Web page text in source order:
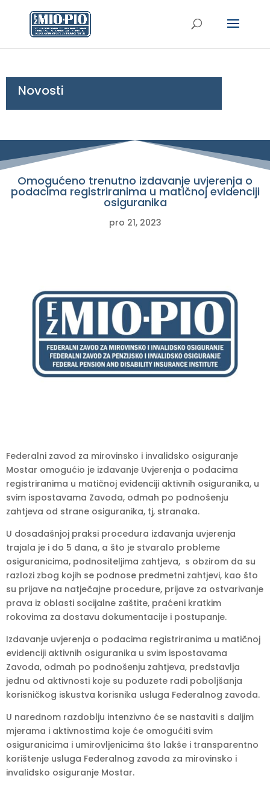
Novosti
Omogućeno trenutno izdavanje uvjerenja o
podacima registriranima u matičnoj evidenciji
osiguranika
pro 21, 2023
Federalni zavod za mirovinsko i invalidsko osiguranje
Mostar omogućio je izdavanje Uvjerenja o podacima
registriranima u matičnoj evidenciji aktivnih osiguranika, u
svim ispostavama Zavoda, odmah po podnošenju
zahtjeva od strane osiguranika, tj, stranaka.
U dosadašnjoj praksi procedura izdavanja uvjerenja
trajala je i do 5 dana, a što je stvaralo probleme
osiguranicima, podnositeljima zahtjeva, s obzirom da su
razlozi zbog kojih se podnose predmetni zahtjevi, kao što
su prijave na natječajne procedure, prijave za ostvarivanje
prava iz oblasti socijalne zaštite, praćeni kratkim
rokovima za dostavu dokumentacije i postupanje.
Izdavanje uvjerenja o podacima registriranima u matičnoj
evidenciji aktivnih osiguranika u svim ispostavama
Zavoda, odmah po podnošenju zahtjeva, predstavlja
jednu od aktivnosti koje su poduzete radi poboljšanja
korisničkog iskustva korisnika usluga Federalnog zavoda.
U narednom razdoblju intenzivno će se nastaviti s daljim
mjerama i aktivnostima koje će omogućiti svim
osiguranicima i umirovljenicima što lakše i transparentno
korištenje usluga Federalnog zavoda za mirovinsko i
invalidsko osiguranje Mostar.